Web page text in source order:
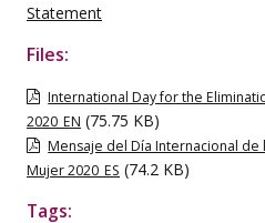
Statement
Files:
International Day for the
2020_EN (75.75 KB)
Mensaje del Día Internacional de
Mujer 2020_ES (74.2 KB)
Tags: